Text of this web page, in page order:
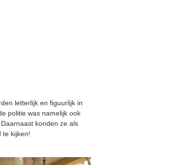
letterlijk en figuurlijk in
politie was namelijk ook
konden ze als
te kijken!